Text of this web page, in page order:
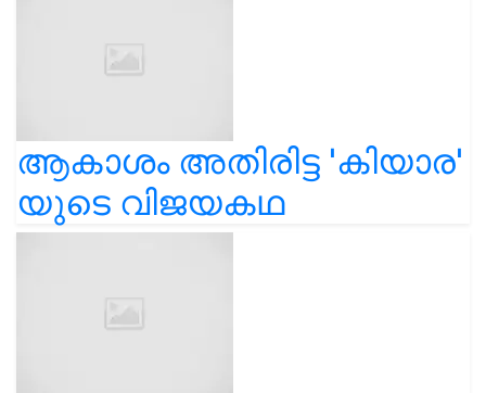
ആകാശം അതിരിട്ട 'കിയാര'
യുടെ വിജയകഥ